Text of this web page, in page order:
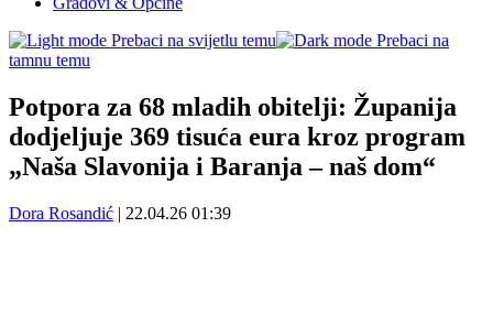
Prebaci na svijetlu temu
Prebaci na
tamnu temu
Potpora za 68 mladih obitelji: Županija
dodjeljuje 369 tisuća eura kroz program
„Naša Slavonija i Baranja – naš dom“
Dora Rosandić | 22.04.26 01:39